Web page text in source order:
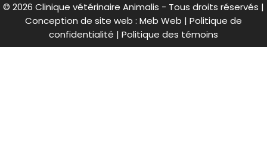
© 2026 Clinique vétérinaire Animalis - Tous droits réservés |
Conception de site web : Meb Web | Politique de
confidentialité | Politique des témoins